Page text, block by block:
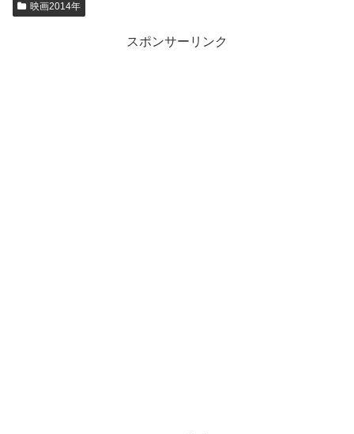
映画2014年
スポンサーリンク